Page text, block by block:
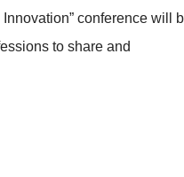
conference will
to share and